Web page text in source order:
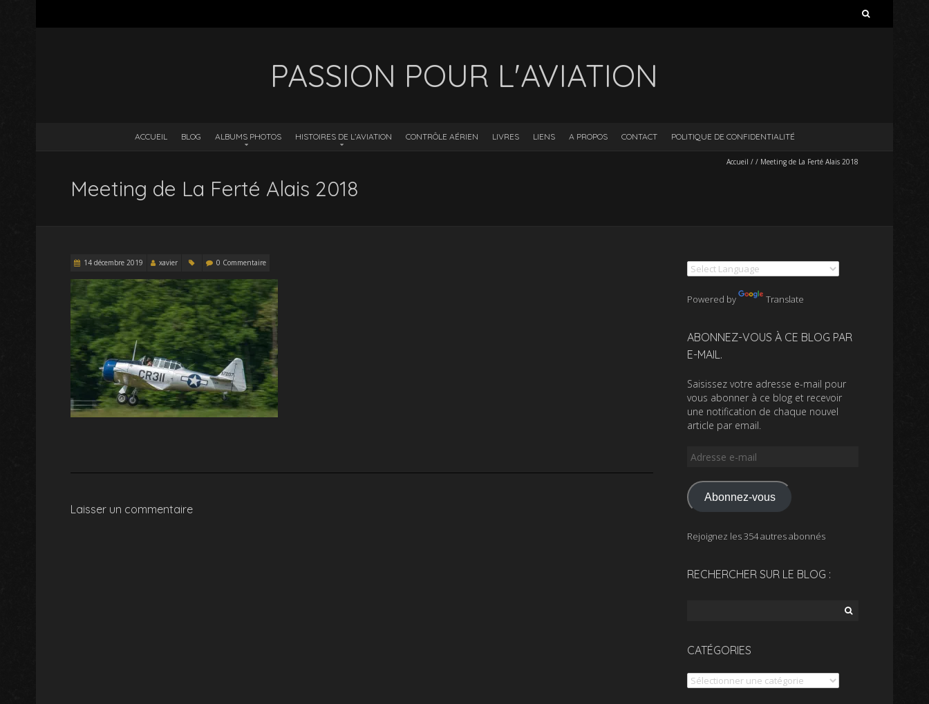
PASSION POUR L'AVIATION
ACCUEIL BLOG ALBUMS PHOTOS HISTOIRES DE L’AVIATION CONTRÔLE AÉRIEN LIVRES LIENS A PROPOS CONTACT POLITIQUE DE CONFIDENTIALITÉ
Accueil // Meeting de La Ferté Alais 2018
Meeting de La Ferté Alais 2018
14 décembre 2019 xavier 0 Commentaire
Laisser un commentaire
Powered by Translate
ABONNEZ-VOUS À CE BLOG PAR
E-MAIL.
Saisissez votre adresse e-mail pour
vous abonner à ce blog et recevoir
une notification de chaque nouvel
article par email.
Adresse
mail
Abonnez-vous
Rejoignez les 354 autres abonnés
RECHERCHER SUR LE BLOG :
CATÉGORIES
Catégories